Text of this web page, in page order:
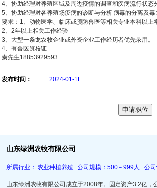
4、协助经理对养殖区域及周边疫情的调查和疾病流行状态
5、协助经理对各养殖场疫病的诊断与分析 病毒的分离及
要求：1、动物医学、临床或预防兽医等相关专业本科以上
2、2年以上相关工作经验
3、大型一条龙农牧企业或外资企业工作经历者优先录用。
4、有兽医资格证
秦先生18853929593
发布时间： 2024-01-11
山东绿洲农牧有限公司
所属行业： 农业种植养殖 公司规模：500－999人 公
山东绿洲农牧有限公司成立于2008年。固定资产3.2亿